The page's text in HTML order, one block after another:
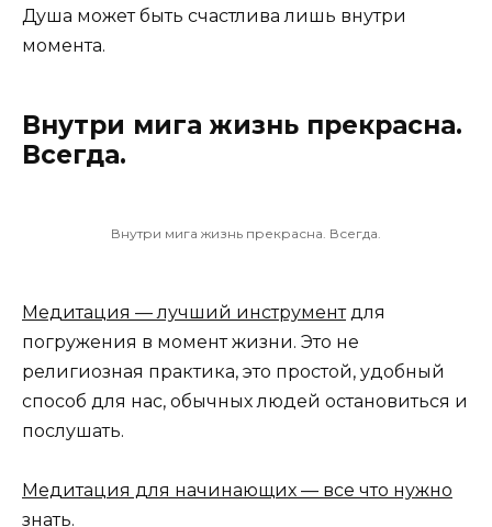
Душа может быть счастлива лишь внутри
момента.
Внутри мига жизнь прекрасна.
Всегда.
Внутри мига жизнь прекрасна. Всегда.
Медитация — лучший инструментдля
погружения в момент жизни. Это не
религиозная практика, это простой, удобный
способ для нас, обычных людей остановиться и
послушать.
Медитация для начинающих — все что нужно
знать.